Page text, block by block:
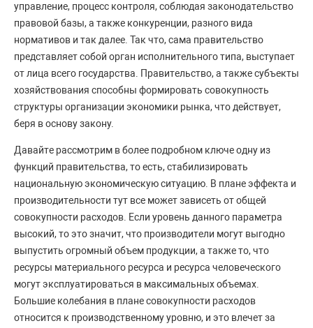
управление, процесс контроля, соблюдая законодательство
правовой базы, а также конкуренции, разного вида
нормативов и так далее. Так что, сама правительство
представляет собой орган исполнительного типа, выступает
от лица всего государства. Правительство, а также субъекты
хозяйствования способны формировать совокупность
структуры организации экономики рынка, что действует,
беря в основу закону.
Давайте рассмотрим в более подробном ключе одну из
функций правительства, то есть, стабилизировать
национальную экономическую ситуацию. В плане эффекта и
производительности тут все может зависеть от общей
совокупности расходов. Если уровень данного параметра
высокий, то это значит, что производители могут выгодно
выпустить огромный объем продукции, а также то, что
ресурсы материального ресурса и ресурса человеческого
могут эксплуатироваться в максимальных объемах.
Большие колебания в плане совокупности расходов
относится к производственному уровню, и это влечет за